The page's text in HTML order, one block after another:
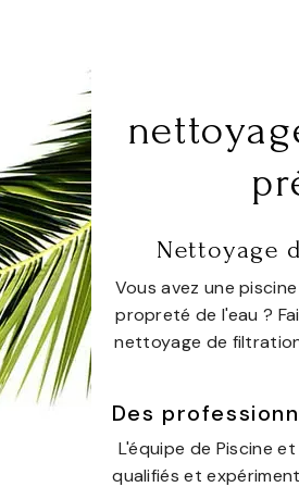
Nettoyage
Vous avez une
propreté de l'eau ?
nettoyage de
Des
L'équipe de Piscine
qualifiés et